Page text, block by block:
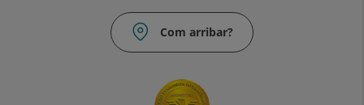
Com arribar?